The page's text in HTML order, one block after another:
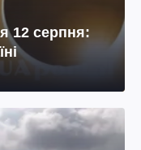
12 серпня: